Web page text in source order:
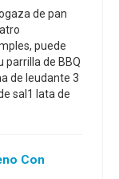
de pan
puede
parrilla de BBQ
de leudante 3
sal1 lata de
Con